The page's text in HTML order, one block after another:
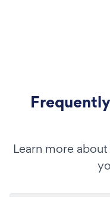
Learn more